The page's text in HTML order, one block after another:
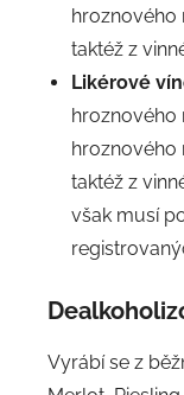
hroznového
taktéž z
Likérové
hroznového
hroznového
taktéž z
však musí
Vyrábí se z